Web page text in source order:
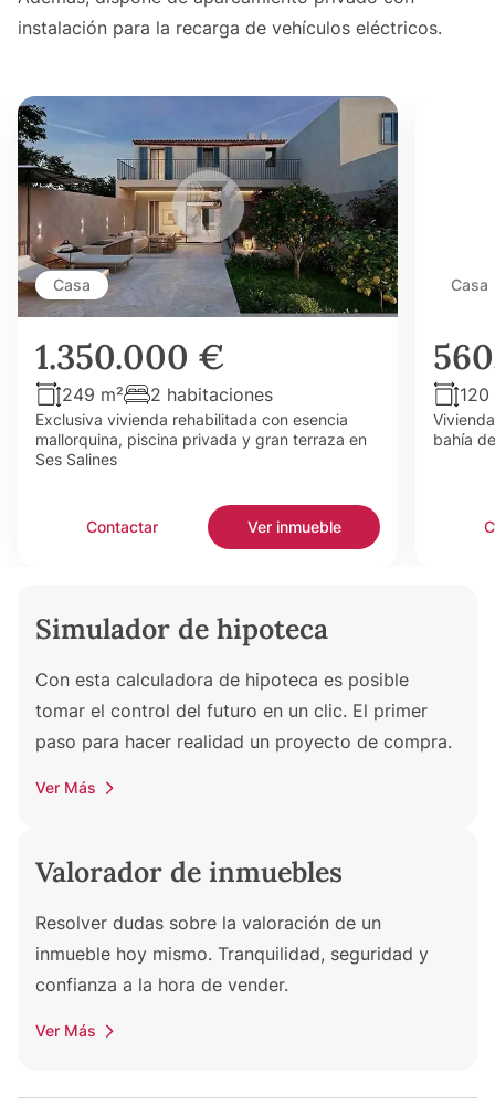
instalación para la recarga de vehículos eléctricos.
Casa
1.350.000 €
249 m² 2 habitaciones
Exclusiva vivienda rehabilitada con esencia
mallorquina, piscina privada y gran terraza en
Ses Salines
Contactar Ver inmueble
Casa
120
bahía
Simulador de hipoteca
Con esta calculadora de hipoteca es posible
tomar el control del futuro en un clic. El primer
paso para hacer realidad un proyecto de compra.
Ver Más
Valorador de inmuebles
Resolver dudas sobre la valoración de un
inmueble hoy mismo. Tranquilidad, seguridad y
confianza a la hora de vender.
Ver Más